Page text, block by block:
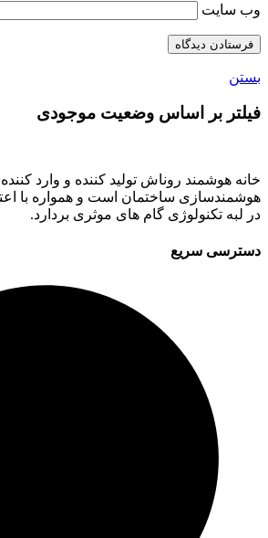
وب‌ سایت
بستن
فیلتر بر اساس وضعیت موجودی
خانه هوشمند روناش تولید کننده و وارد
هوشمندسازی ساختمان است و همواره با
در لبه تکنولوژی گام های موثری بردارد.
دسترسی سریع